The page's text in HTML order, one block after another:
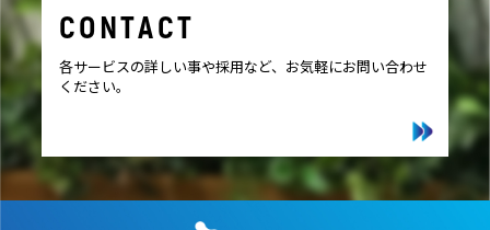
CONTACT
各サービスの詳しい事や採用など、お気軽にお問い合わせ
ください。